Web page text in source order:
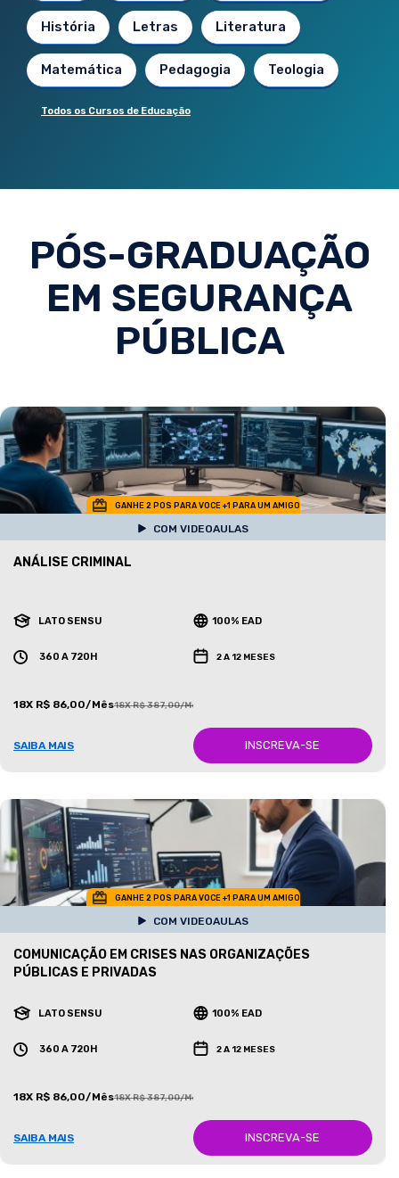
História Letras Literatura
Matemática Pedagogia Teologia
Todos os Cursos de Educação
PÓS-GRADUAÇÃO
EM SEGURANÇA
PÚBLICA
GANHE 2 POS PARA VOCE +1 PARA UM AMIGO
COM VIDEOAULAS
ANÁLISE CRIMINAL
LATO SENSU 100% EAD
360 A 720H 2 A 12 MESES
18X R$ 86,00/Mês18X R$ 387,00/Mês
SAIBA MAIS INSCREVA-SE
GANHE 2 POS PARA VOCE +1 PARA UM AMIGO
COM VIDEOAULAS
COMUNICAÇÃO EM CRISES NAS ORGANIZAÇÕES
PÚBLICAS E PRIVADAS
LATO SENSU 100% EAD
360 A 720H 2 A 12 MESES
18X R$ 86,00/Mês18X R$ 387,00/Mês
SAIBA MAIS INSCREVA-SE